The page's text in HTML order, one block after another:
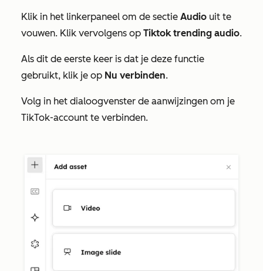
Klik in het linkerpaneel om de sectie Audio uit te
vouwen. Klik vervolgens op Tiktok trending audio.
Als dit de eerste keer is dat je deze functie
gebruikt, klik je op Nu verbinden.
Volg in het dialoogvenster de aanwijzingen om je
TikTok-account te verbinden.